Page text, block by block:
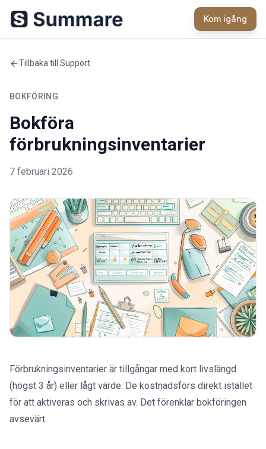
Kom igång
Tillbaka till Support
BOKFÖRING
Bokföra
förbrukningsinventarier
7 februari 2026
Förbrukningsinventarier är tillgångar med kort livslängd
(högst 3 år) eller lågt värde. De kostnadsförs direkt istället
för att aktiveras och skrivas av. Det förenklar bokföringen
avsevärt.